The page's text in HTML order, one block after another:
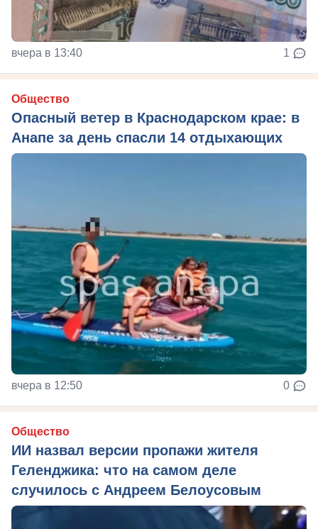
вчера в 13:40 1
Общество
Опасный ветер в Краснодарском крае: в
Анапе за день спасли 14 отдыхающих
вчера в 12:50 0
Общество
ИИ назвал версии пропажи жителя
Геленджика: что на самом деле
случилось с Андреем Белоусовым